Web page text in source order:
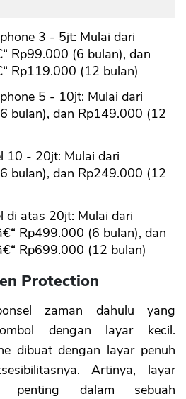
3 - 5jt: Mulai dari
Rp99.000 (6 bulan), dan
Rp119.000 (12 bulan)
5 - 10jt: Mulai dari
bulan), dan Rp149.000 (12
10 - 20jt: Mulai dari
bulan), dan Rp249.000 (12
di atas 20jt: Mulai dari
Rp499.000 (6 bulan), dan
Rp699.000 (12 bulan)
Protection
zaman dahulu yang
dengan layar kecil.
dibuat dengan layar penuh
Artinya, layar
penting dalam sebuah